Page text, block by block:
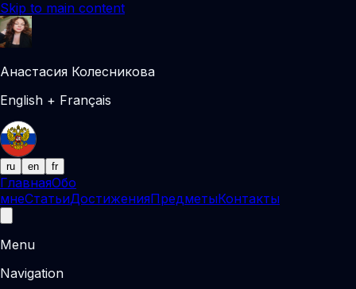
Skip to main content
Анастасия Колесникова
English + Français
ru en fr
ГлавнаяОбо
мнеСтатьиДостиженияПредметыКонтакты
Menu
Navigation